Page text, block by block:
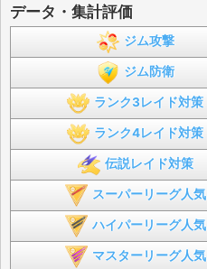
データ・集計評価
ジム攻撃
ジム防衛
ランク3レイド対策
ランク4レイド対策
伝説レイド対策
スーパーリーグ人気
ハイパーリーグ人気
マスターリーグ人気